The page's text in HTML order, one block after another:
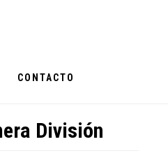
CONTACTO
División